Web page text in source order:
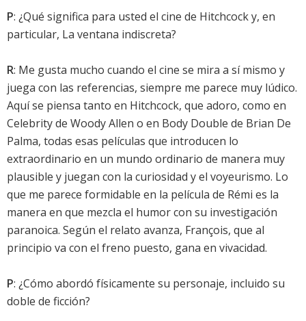
P: ¿Qué significa para usted el cine de Hitchcock y, en
particular, La ventana indiscreta?
R: Me gusta mucho cuando el cine se mira a sí mismo y
juega con las referencias, siempre me parece muy lúdico.
Aquí se piensa tanto en Hitchcock, que adoro, como en
Celebrity de Woody Allen o en Body Double de Brian De
Palma, todas esas películas que introducen lo
extraordinario en un mundo ordinario de manera muy
plausible y juegan con la curiosidad y el voyeurismo. Lo
que me parece formidable en la película de Rémi es la
manera en que mezcla el humor con su investigación
paranoica. Según el relato avanza, François, que al
principio va con el freno puesto, gana en vivacidad.
P: ¿Cómo abordó físicamente su personaje, incluido su
doble de ficción?